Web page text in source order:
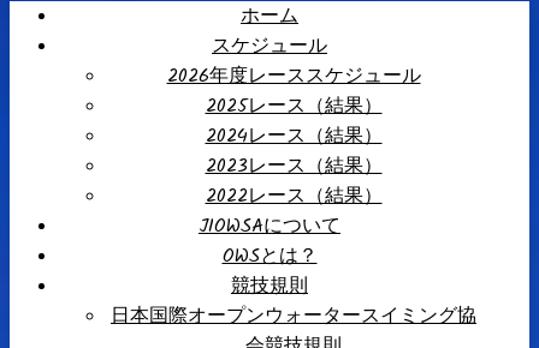
ホーム
スケジュール
2026年度レーススケジュール
2025レース（結果）
2024レース（結果）
2023レース（結果）
2022レース（結果）
JIOWSAについて
OWSとは？
競技規則
日本国際オープンウォータースイミング協